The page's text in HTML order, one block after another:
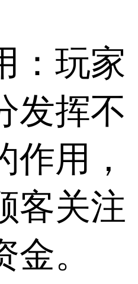
：玩家
发挥不
作用，
客关注
。